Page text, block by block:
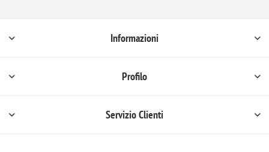
Informazioni
Profilo
Servizio Clienti